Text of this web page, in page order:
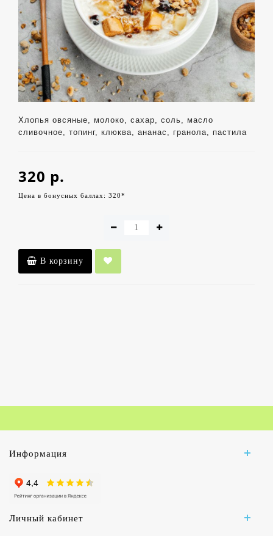
Хлопья овсяные, молоко, сахар, соль, масло
сливочное, топинг, клюква, ананас, гранола, пастила
320 р.
Цена в бонусных баллах: 320*
В корзину
Информация
Личный кабинет